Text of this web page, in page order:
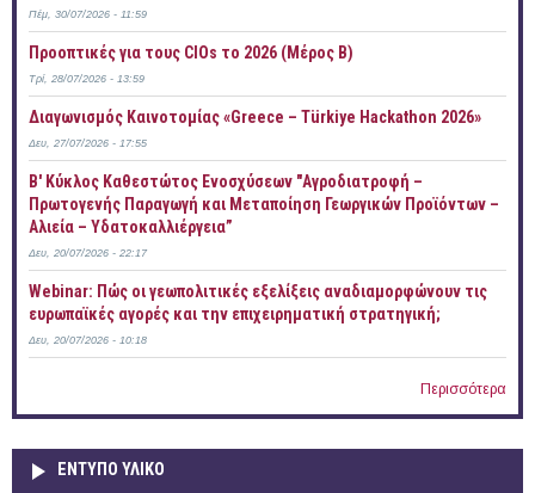
Πέμ, 30/07/2026 - 11:59
Προοπτικές για τους CIOs το 2026 (Μέρος Β)
Τρί, 28/07/2026 - 13:59
Διαγωνισμός Καινοτομίας «Greece – Türkiye Hackathon 2026»
Δευ, 27/07/2026 - 17:55
B' Κύκλος Καθεστώτος Ενοσχύσεων "Αγροδιατροφή –
Πρωτογενής Παραγωγή και Μεταποίηση Γεωργικών Προϊόντων –
Αλιεία – Υδατοκαλλιέργεια”
Δευ, 20/07/2026 - 22:17
Webinar: Πώς οι γεωπολιτικές εξελίξεις αναδιαμορφώνουν τις
ευρωπαϊκές αγορές και την επιχειρηματική στρατηγική;
Δευ, 20/07/2026 - 10:18
Περισσότερα
ΕΝΤΥΠΟ ΥΛΙΚΟ